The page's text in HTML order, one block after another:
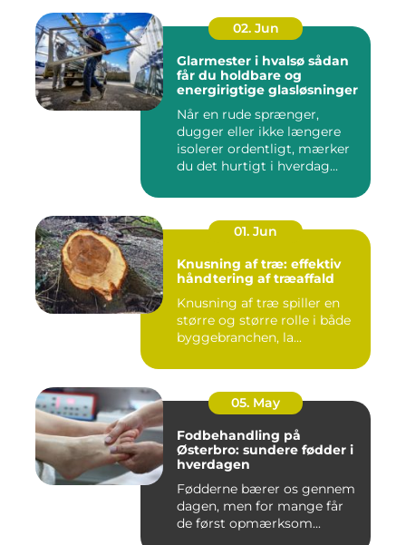
02. Jun
Glarmester i hvalsø sådan
får du holdbare og
energirigtige glasløsninger
Når en rude sprænger,
dugger eller ikke længere
isolerer ordentligt, mærker
du det hurtigt i hverdag...
01. Jun
Knusning af træ: effektiv
håndtering af træaffald
Knusning af træ spiller en
større og større rolle i både
byggebranchen, la...
05. May
Fodbehandling på
Østerbro: sundere fødder i
hverdagen
Fødderne bærer os gennem
dagen, men for mange får
de først opmærksom...